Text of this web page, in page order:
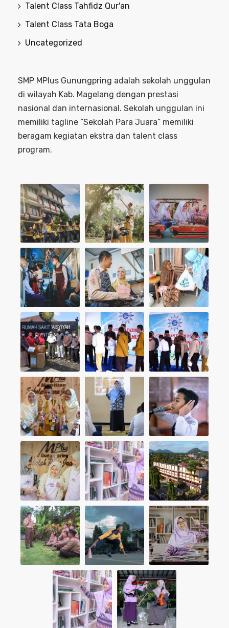
Talent Class Tahfidz Qur'an
Talent Class Tata Boga
Uncategorized
SMP MPlus Gunungpring adalah sekolah unggulan
di wilayah Kab. Magelang dengan prestasi
nasional dan internasional. Sekolah unggulan ini
memiliki tagline “Sekolah Para Juara” memiliki
beragam kegiatan ekstra dan talent class
program.